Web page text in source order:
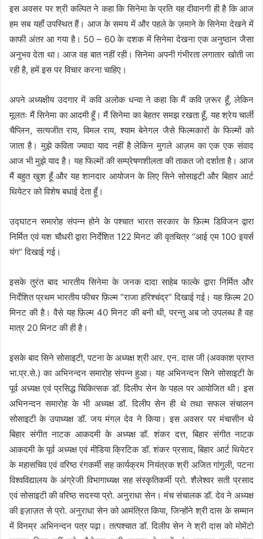
इस अवसर पर श्री कल्पित ने कहा कि सिनेमा के प्रति यह दीवानगी ही है कि आज
हम सब यहाँ उपस्थित हैं। आज के समय में और पहले के ज़माने के सिनेमा देखने में
काफी अंतर आ गया है। 50 – 60के दशक में सिनेमा देखना एक अनुष्ठान जैसा
अनुभव देता था। आज वह बात नहीं रही। सिनेमा अपनी गंभीरता लगातार खोती जा
रही है, हमें इस पर विचार करना चाहिए।
अपने अध्यक्षीय उदगार में कवि अलोक धन्वा ने कहा कि मैं कवि ज़रूर हूँ, लेकिन
मूलतः मैं सिनेमा का आदमी हूँ। मैं सिनेमा का बेहतर समझ रखता हूँ, यह श्रेय चार्ली
चैप्लिन, सत्यजीत राय, विमल राय,श्याम बेनेगल जैसे फिल्मकारों के फिल्मों को
जाता है। मुझेकविता ज्यादायाद नहीं है लेकिन मुगले आज़म का एक एक संवाद
आज भी मुझे याद है। यह फिल्मों की सम्प्रेषणशीलता की ताकत जो दर्शाता है। आज
मैं बहुत खुश हूँ और यह शानदार आयोजन के लिए सिने सोसाइटी और बिहार आर्ट
थियेटर को विशेष बधाई देता हूँ।
उद्घाटन समारोह संपन्न होने के पश्चात भारत सरकार के फ़िल्म डिविजन द्वारा
निर्मित एवं यश चौधरी द्वारा निर्देशित 122 मिनट की वृतचित्र“आई एम 100 इयर्स
यंग” दिखाई गई।
इसके तुरंत बाद भारतीय सिनेमा के जनक दादा साहेब फाल्के द्वारा निर्मित और
निर्देशित प्रथम भारतीय फीचर फ़िल्म“राजा हरिश्चंद्र” दिखाई गई। यह फ़िल्म 20
मिनट की है। वैसे यह फ़िल्म 40 मिनट की बनी थी,परन्तु अब जो उपलब्ध है वह
मात्र 20मिनट की ही है।
इसके बाद सिने सोसाइटी,पटना के अध्यक्ष श्री आर. एन. दास जी (अवकाश प्राप्त
भा.प्र.से.) का अभिनन्दन समारोह संपन्न हुआ। यह अभिनन्दन सिने सोसाइटी के
पूर्व अध्यक्ष एवं प्रसिद्ध चिकित्सक डॉ. दिलीप सेन के पहल पर आयोजित थी। इस
अभिनन्दन समारोह के भी अध्यक्ष डॉ. दिलीप सेन ही थे तथा सफल संचालन
सोसाइटी के उपाध्यक्ष डॉ. जय मंगल देव ने किया। इस अवसर पर मंचासीन थे
बिहार संगीत नाटक आकदमी के अध्यक्ष डॉ. शंकर दत्त,बिहार संगीत नाटक
आकदमी के पूर्व अध्यक्ष एवं मीडिया क्रिटिक डॉ. शंकर प्रसाद,बिहार आर्ट थियेटर
के महासचिव एवं वरिष्ठ रंगकर्मी सह कार्यक्रम नियंत्रक श्री अजित गांगुली, पटना
विश्वविद्यालय के अंग्रेजी विभागाध्यक्ष सह संस्कृतिकर्मी प्रो. शैलेश्वर सती प्रसाद
एवं सोसाइटी की वरिष्ठ सदस्या प्रो. अनुराधा सेन। मंच संचालक डॉ. देव ने अध्यक्ष
की इज़ाज़त से प्रो. अनुराधा सेन को आमंत्रित किया,जिन्होंने श्री दास के सम्मान
में विनम्र अभिनन्दन पत्र पढ़ा। तत्पश्चात डॉ. दिलीप सेन ने श्री दास को मोमेंटो